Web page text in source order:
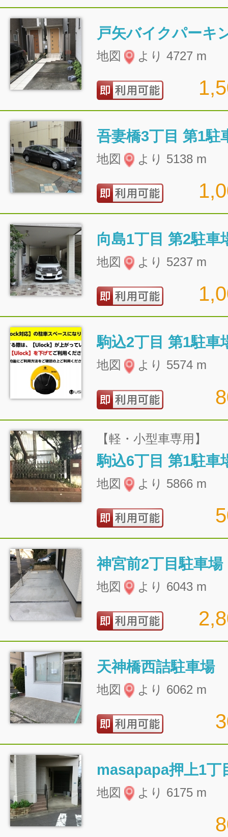
戸矢バイクパーキ
地図 より 4727 m
吾妻橋3丁目 第1駐
地図 より 5138 m
向島1丁目 第2駐車
地図 より 5237 m
駒込2丁目 第1駐車
地図 より 5574 m
【軽・小型車専用】
駒込6丁目 第1駐車
地図 より 5866 m
神宮前2丁目駐車場
地図 より 6043 m
天神橋西詰駐車場
地図 より 6062 m
masapapa押上1丁
地図 より 6175 m